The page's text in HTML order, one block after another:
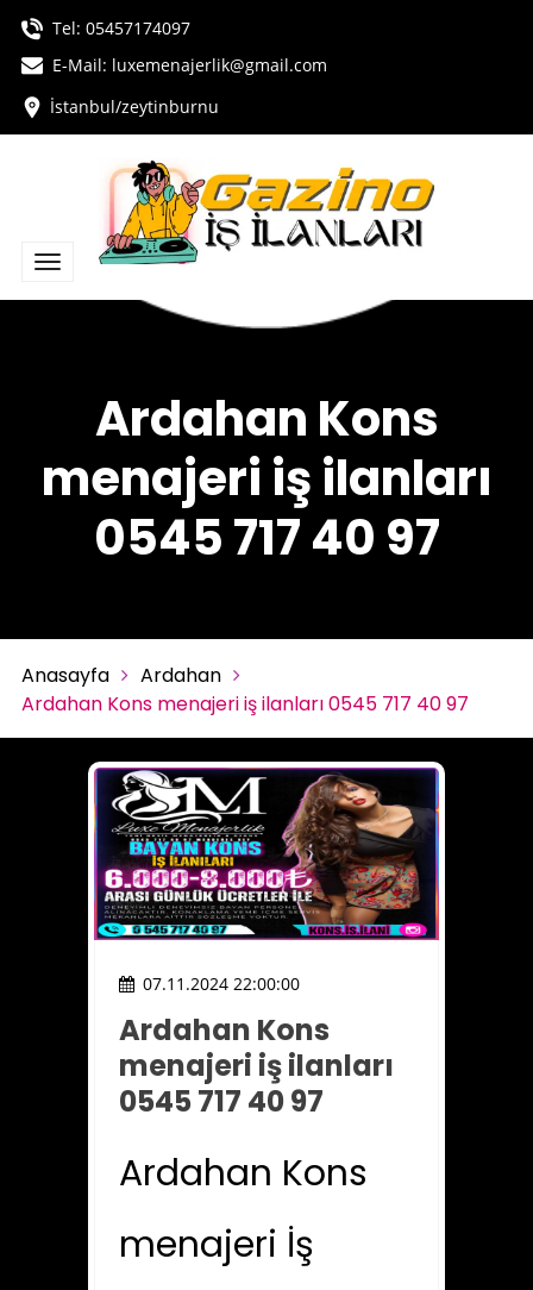
Tel: 05457174097
E-Mail: luxemenajerlik@gmail.com
İstanbul/zeytinburnu
Ardahan Kons
menajeri iş ilanları
0545 717 40 97
Anasayfa
Ardahan
Ardahan Kons menajeri iş ilanları 0545 717 40 97
07.11.2024 22:00:00
Ardahan Kons
menajeri iş ilanları
0545 717 40 97
Ardahan Kons
menajeri İş